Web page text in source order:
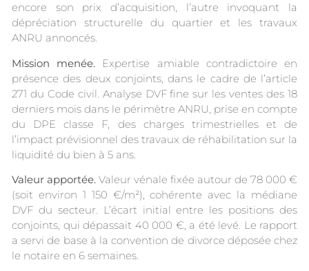
encore son prix d’acquisition, l’autre invoquant la
dépréciation structurelle du quartier et les travaux
ANRU annoncés.
Mission menée. Expertise amiable contradictoire en
présence des deux conjoints, dans le cadre de l’article
271 du Code civil. Analyse DVF fine sur les ventes des 18
derniers mois dans le périmètre ANRU, prise en compte
du DPE classe F, des charges trimestrielles et de
l’impact prévisionnel des travaux de réhabilitation sur la
liquidité du bien à 5 ans.
Valeur apportée. Valeur vénale fixée autour de 78 000 €
(soit environ 1 150 €/m²), cohérente avec la médiane
DVF du secteur. L’écart initial entre les positions des
conjoints, qui dépassait 40 000 €, a été levé. Le rapport
a servi de base à la convention de divorce déposée chez
le notaire en 6 semaines.